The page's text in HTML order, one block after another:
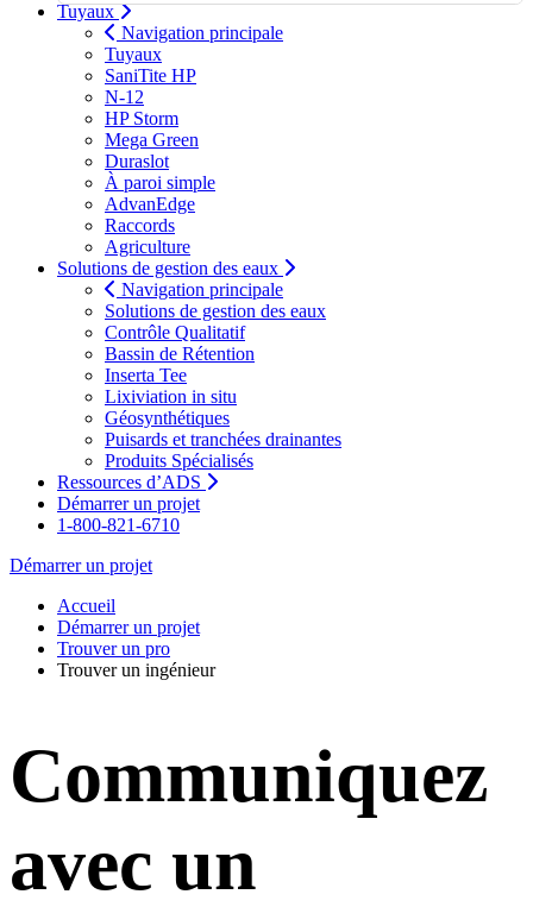
Tuyaux
Navigation principale
Tuyaux
SaniTite HP
N-12
HP Storm
Mega Green
Duraslot
À paroi simple
AdvanEdge
Raccords
Agriculture
Solutions de gestion des eaux
Navigation principale
Solutions de gestion des eaux
Contrôle Qualitatif
Bassin de Rétention
Inserta Tee
Lixiviation in situ
Géosynthétiques
Puisards et tranchées drainantes
Produits Spécialisés
Ressources d’ADS
Démarrer un projet
1-800-821-6710
Démarrer un projet
Accueil
Démarrer un projet
Trouver un pro
Trouver un ingénieur
Communiquez
avec un